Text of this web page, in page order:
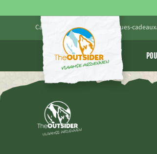
Calendrier BlogPratique Chèques-cadeaux